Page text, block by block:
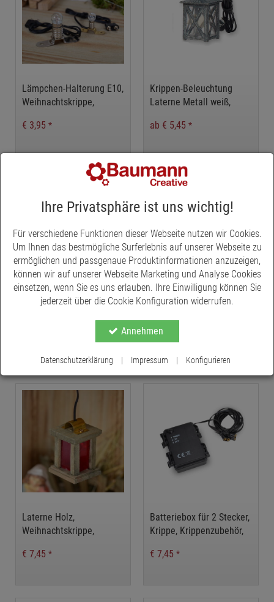
Lämpchen-Halterung E10,
Weihnachtskrippe,
€ 3,95 *
Krippen-Beleuchtung
Laterne Metall weiß,
Weihnachsdeko
ab € 5,45 *
Weihnachtskrippen-
Weihnachsdeko
Laterne Holz,
Weihnachsdeko
ab € 7,75
Laterne Holz,
Weihnachtskrippe,
€ 7,45 *
Batteriebox für 2 Stecker,
Krippe, Krippenzubehör,
Batteriebox mit Timer
€ 7,45 *
Ihre Privatsphäre ist uns wichtig!
Für verschiedene Funktionen dieser Webseite nutzen wir Cookies.
Um Ihnen das bestmögliche Surferlebnis auf unserer Webseite zu
ermöglichen und passgenaue Produktinformationen anzuzeigen,
können wir auf unserer Webseite Marketing und Analyse Cookies
einsetzen, wenn Sie es uns erlauben. Ihre Einwilligung können Sie
jederzeit über die Cookie Konfiguration widerrufen.
Annehmen
Datenschutzerklärung | Impressum | Konfigurieren